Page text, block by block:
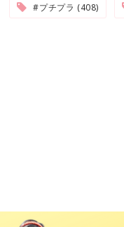
#プチプラ (408)